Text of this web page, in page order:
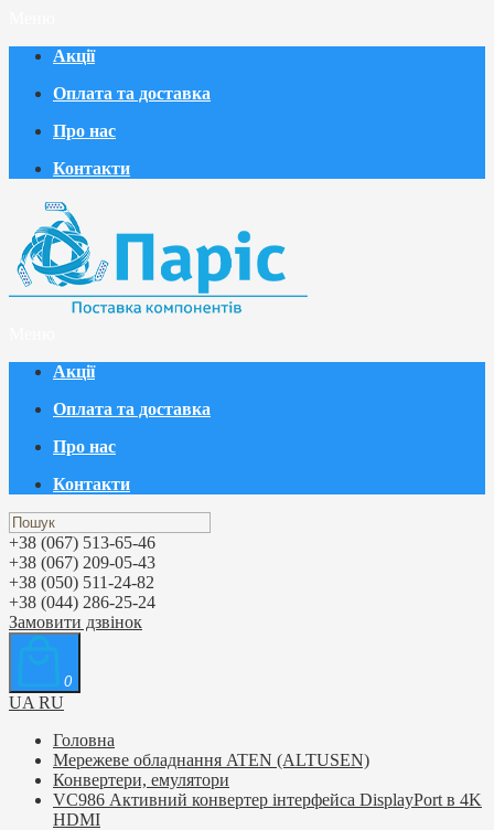
Акції
Оплата та доставка
Про нас
Контакти
Акції
Оплата та доставка
Про нас
Контакти
+38 (067) 513-65-46
+38 (067) 209-05-43
+38 (050) 511-24-82
+38 (044) 286-25-24
Замовити дзвінок
0
UA RU
Головна
Мережеве обладнання ATEN (ALTUSEN)
Конвертери, емулятори
VC986 Активний конвертер інтерфейса DisplayPort в 4K
HDMI